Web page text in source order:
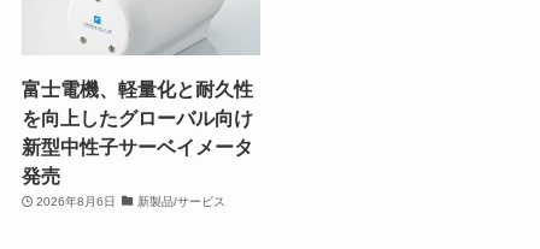
富士電機、軽量化と耐久性
を向上したグローバル向け
新型中性子サーベイメータ
発売
2026年8月6日 新製品/サービス